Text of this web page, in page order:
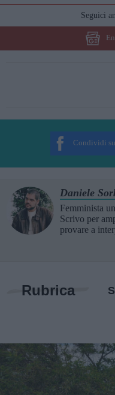
Seguici
Condividi su
Daniele
Femminista
Scrivo per
provare a
Rubrica